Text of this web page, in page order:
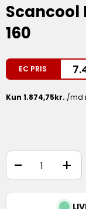
Scancool
160
EC PRIS
+
-